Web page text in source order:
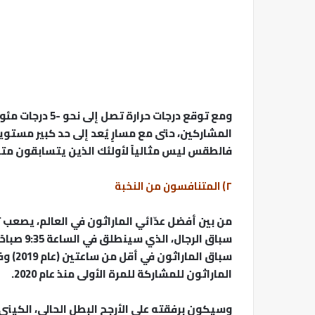
ومع توقع
المشاركين، حتى مع مسارٍ يُعد إلى حد كبير
فالطقس ليس مثالياً لأولئك الذين يتسابقون
٢) المتنافسون من النخبة
من بين أفضل عدّائي الماراثون في العالم،
سباق
الماراثون للمشاركة للمرة الأولى منذ عام 2020.
وسيكون برفقته على الأرجح البطل الحالي،